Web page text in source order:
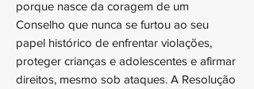
porque nasce da coragem de um
Conselho que nunca se furtou ao seu
papel histórico de enfrentar violações,
proteger crianças e adolescentes e afirmar
direitos, mesmo sob ataques. A Resolução